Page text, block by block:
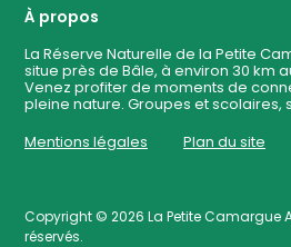
À propos
La Réserve Naturelle de la Petite
situe près de Bâle, à environ 30 km
Venez profiter de moments de
pleine nature. Groupes et scolaires,
Mentions légales
Plan du site
Copyright © 2026 La Petite Camargue
réservés.